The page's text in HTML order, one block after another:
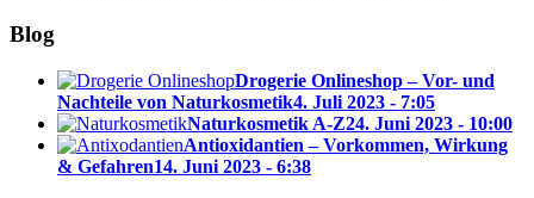
Blog
Drogerie Onlineshop – Vor- und
Nachteile von Naturkosmetik4. Juli 2023 - 7:05
Naturkosmetik A-Z24. Juni 2023 - 10:00
Antioxidantien – Vorkommen, Wirkung
& Gefahren14. Juni 2023 - 6:38